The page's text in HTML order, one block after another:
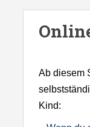
Ab diesem
Kind: